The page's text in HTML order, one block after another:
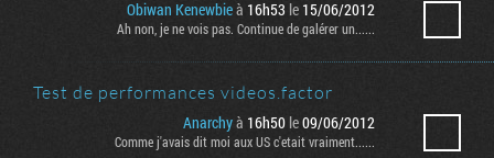
Obiwan Kenewbieà 16h53 le 15/06/2012
Ah non, je ne vois pas. Continue de galérer un......
Test de performances videos.factor
Anarchyà 16h50le09/06/2012
Comme j'avais dit moi aux US c'etait vraiment......